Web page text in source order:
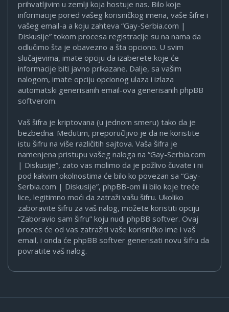
prihvatljivim u zemlji koja hostuje nas. Bilo koje
informacije pored vašeg korisničkog imena, vaše šifre i
vašeg email-a a koju zahteva “Gay-Serbia.com |
Diskusije” tokom procesa registracije su na nama da
odlučimo šta je obavezno a šta opciono. U svim
slučajevima, imate opciju da izaberete koje će
informacije biti javno prikazane. Dalje, sa vašim
nalogom, imate opciju opcionog ulaza i izlaza
automatski generisanih email-ova generisanih phpBB
softverom.
Vaš šifra je kriptovana (u jednom smeru) tako da je
bezbedna. Međutim, preporučljivo je da ne koristite
istu šifru na više različitih sajtova. Vaša šifra je
namenjena pristupu vašeg naloga na “Gay-Serbia.com
| Diskusije”, zato vas molimo da je požlivo čuvate i ni
pod kakvim okolnostima će bilo ko povezan sa “Gay-
Serbia.com | Diskusije”, phpBB-om ili bilo koje treće
lice, legitimno moći da zatraži vašu šifru. Ukoliko
zaboravite šifru za vaš nalog, možete koristiti opciju
“Zaboravio sam šifru” koju nudi phpBB softver. Ovaj
proces će od vas zatražiti vaše korisničko ime i vaš
email, i onda će phpBB softver generisati novu šifru da
povratite vaš nalog.